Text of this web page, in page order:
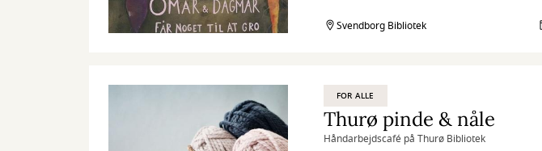
Svendborg Bibliotek
FOR ALLE
Thurø pinde & nåle
Håndarbejdscafé på Thurø Bibliotek